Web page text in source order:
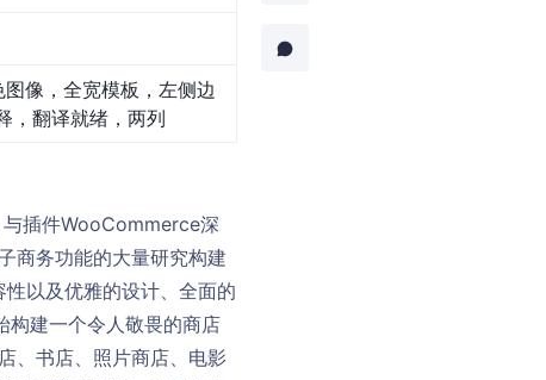
像，全宽模板，左侧边
，翻译就绪，两列
插件WooCommerce深
商务功能的大量研究构建
以及优雅的设计、全面的
建一个令人敬畏的商店
、书店、照片商店、电影